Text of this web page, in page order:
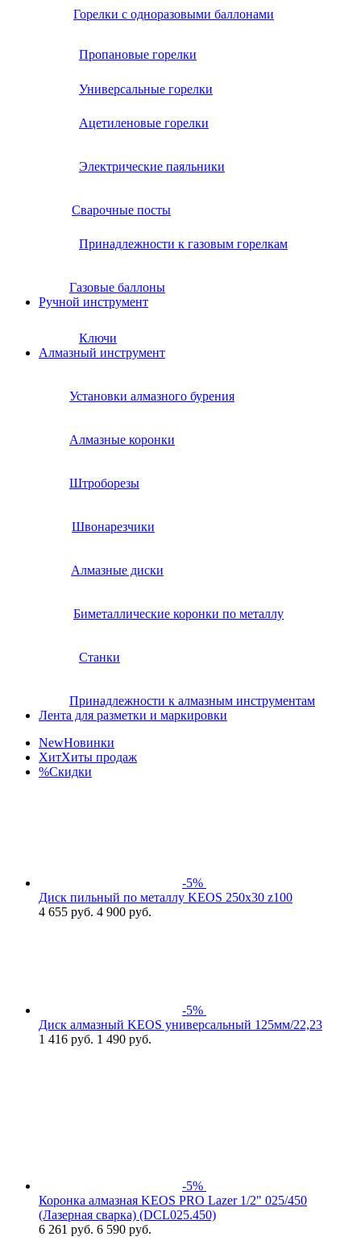
Горелки с одноразовыми баллонами
Пропановые горелки
Универсальные горелки
Ацетиленовые горелки
Электрические паяльники
Сварочные посты
Принадлежности к газовым горелкам
Газовые баллоны
Ручной инструмент
Ключи
Алмазный инструмент
Установки алмазного бурения
Алмазные коронки
Штроборезы
Швонарезчики
Алмазные диски
Биметаллические коронки по металлу
Станки
Принадлежности к алмазным инструментам
Лента для разметки и маркировки
NewНовинки
ХитХиты продаж
%Скидки
-5%
Диск пильный по металлу KEOS 250x30 z100
4 655 руб. 4 900 руб.
-5%
Диск алмазный KEOS универсальный 125мм/22,23
1 416 руб. 1 490 руб.
-5%
Коронка алмазная KEOS PRO Lazer 1/2" 025/450
(Лазерная сварка) (DCL025.450)
6 261 руб. 6 590 руб.